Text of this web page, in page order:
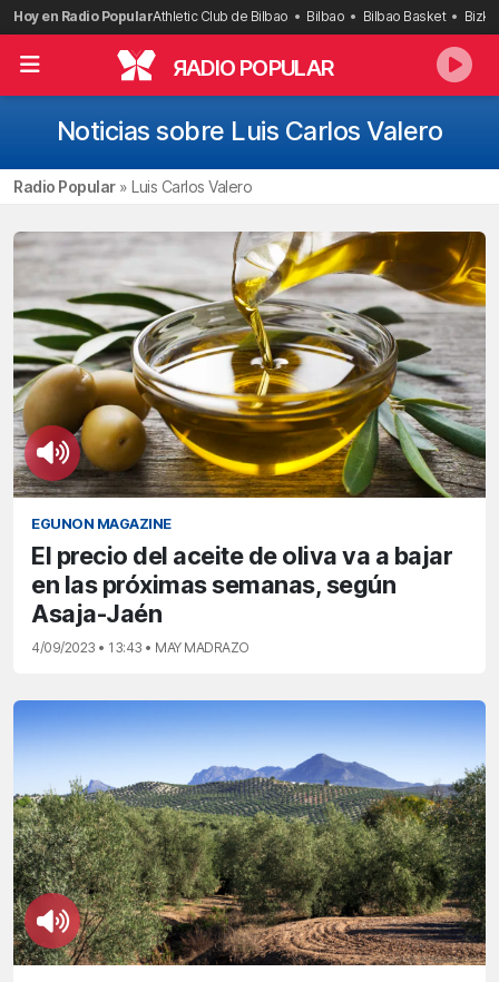
Saltar
al
contenido
Hoy en Radio PopularAthletic Club de Bilbao Bilbao Bilbao Basket
RADIO POPULAR
Noticias sobre Luis Carlos Valero
Radio Popular» Luis Carlos Valero
EGUNON MAGAZINE
El precio del aceite de oliva va a bajar
en las próximas semanas, según
Asaja-Jaén
4/09/2023 • 13:43 • MAY MADRAZO